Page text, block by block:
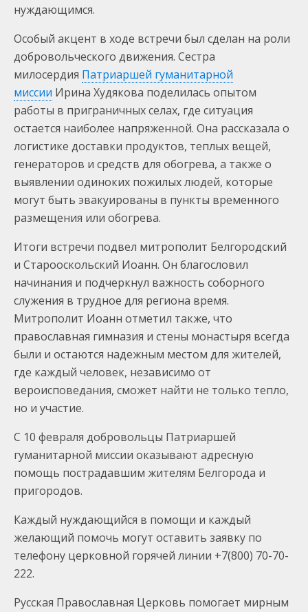
нуждающимся.
Особый акцент в ходе встречи был сделан на роли
добровольческого движения. Сестра
милосердия Патриаршей гуманитарной
миссии Ирина Худякова поделилась опытом
работы в приграничных селах, где ситуация
остается наиболее напряженной. Она рассказала о
логистике доставки продуктов, теплых вещей,
генераторов и средств для обогрева, а также о
выявлении одиноких пожилых людей, которые
могут быть эвакуированы в пункты временного
размещения или обогрева.
Итоги встречи подвел митрополит Белгородский
и Старооскольский Иоанн. Он благословил
начинания и подчеркнул важность соборного
служения в трудное для региона время.
Митрополит Иоанн отметил также, что
православная гимназия и стены монастыря всегда
были и остаются надежным местом для жителей,
где каждый человек, независимо от
вероисповедания, сможет найти не только тепло,
но и участие.
С 10 февраля добровольцы Патриаршей
гуманитарной миссии оказывают адресную
помощь пострадавшим жителям Белгорода и
пригородов.
Каждый нуждающийся в помощи и каждый
желающий помочь могут оставить заявку по
телефону церковной горячей линии +7(800) 70-70-
222.
Русская Православная Церковь помогает мирным